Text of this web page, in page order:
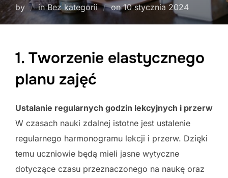
by in Bez kategorii onPosted
10 stycznia 2024
1. Tworzenie elastycznego
planu zajęć
Ustalanie regularnych godzin lekcyjnych i przerw
W czasach nauki zdalnej istotne jest ustalenie
regularnego harmonogramu lekcji i przerw. Dzięki
temu uczniowie będą mieli jasne wytyczne
dotyczące czasu przeznaczonego na naukę oraz